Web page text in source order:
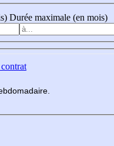
Durée maximale (en mois)
madaire